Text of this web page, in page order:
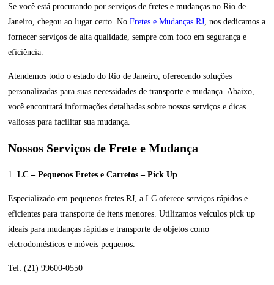
Se você está procurando por serviços de fretes e mudanças no Rio de
Janeiro, chegou ao lugar certo. No Fretes e Mudanças RJ , nos dedicamos a
fornecer serviços de alta qualidade, sempre com foco em segurança e
eficiência.
Atendemos todo o estado do Rio de Janeiro, oferecendo soluções
personalizadas para suas necessidades de transporte e mudança. Abaixo,
você encontrará informações detalhadas sobre nossos serviços e dicas
valiosas para facilitar sua mudança.
Nossos Serviços de Frete e Mudança
1. LC – Pequenos Fretes e Carretos – Pick Up
Especializado em pequenos fretes RJ, a LC oferece serviços rápidos e
eficientes para transporte de itens menores. Utilizamos veículos pick up
ideais para mudanças rápidas e transporte de objetos como
eletrodomésticos e móveis pequenos.
Tel: (21) 99600-0550